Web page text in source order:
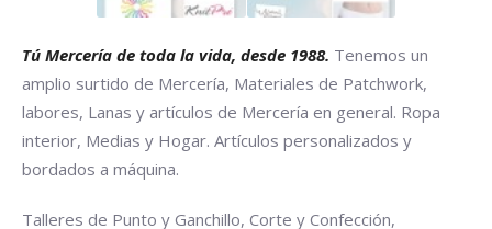
Tú Mercería de toda la vida, desde 1988. Tenemos un
amplio surtido de Mercería, Materiales de Patchwork,
labores, Lanas y artículos de Mercería en general. Ropa
interior, Medias y Hogar. Artículos personalizados y
bordados a máquina.
Talleres de Punto y Ganchillo, Corte y Confección,